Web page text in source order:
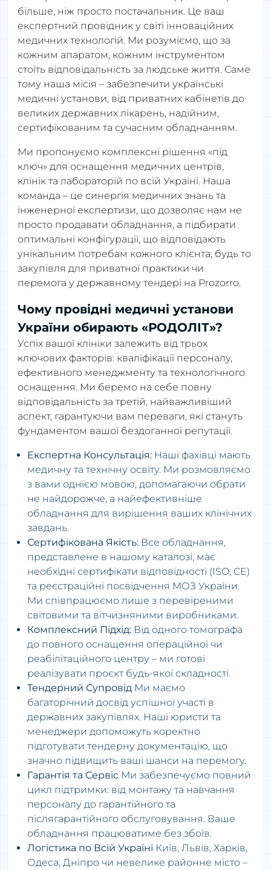
більше, ніж просто постачальник. Це ваш
експертний провідник у світі інноваційних
медичних технологій. Ми розуміємо, що за
кожним апаратом, кожним інструментом
стоїть відповідальність за людське життя. Саме
тому наша місія – забезпечити українські
медичні установи, від приватних кабінетів до
великих державних лікарень, надійним,
сертифікованим та сучасним обладнанням.
Ми пропонуємо комплексні рішення «під
ключ» для оснащення медичних центрів,
клінік та лабораторій по всій Україні. Наша
команда – це синергія медичних знань та
інженерної експертизи, що дозволяє нам не
просто продавати обладнання, а підбирати
оптимальні конфігурації, що відповідають
унікальним потребам кожного клієнта, будь то
закупівля для приватної практики чи
перемога у державному тендері на Prozorro.
Чому провідні медичні установи
України обирають «РОДОЛІТ»?
Успіх вашої клініки залежить від трьох
ключових факторів: кваліфікації персоналу,
ефективного менеджменту та технологічного
оснащення. Ми беремо на себе повну
відповідальність за третій, найважливіший
аспект, гарантуючи вам переваги, які стануть
фундаментом вашої бездоганної репутації.
Експертна Консультація: Наші фахівці мають
медичну та технічну освіту. Ми розмовляємо
з вами однією мовою, допомагаючи обрати
не найдорожче, а найефективніше
обладнання для вирішення ваших клінічних
завдань.
Сертифікована Якість: Все обладнання,
представлене в нашому каталозі, має
необхідні сертифікати відповідності (ISO, CE)
та реєстраційні посвідчення МОЗ України.
Ми співпрацюємо лише з перевіреними
світовими та вітчизняними виробниками.
Комплексний Підхід: Від одного томографа
до повного оснащення операційної чи
реабілітаційного центру – ми готові
реалізувати проєкт будь-якої складності.
Тендерний Супровід Ми маємо
багаторічний досвід успішної участі в
державних закупівлях. Наші юристи та
менеджери допоможуть коректно
підготувати тендерну документацію, що
значно підвищить ваші шанси на перемогу.
Гарантія та Сервіс Ми забезпечуємо повний
цикл підтримки: від монтажу та навчання
персоналу до гарантійного та
післягарантійного обслуговування. Ваше
обладнання працюватиме без збоїв.
Логістика по Всій Україні Київ, Львів, Харків,
Одеса, Дніпро чи невелике районне місто –